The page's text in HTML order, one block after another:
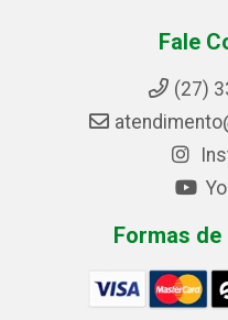
Fale
(27)
Formas